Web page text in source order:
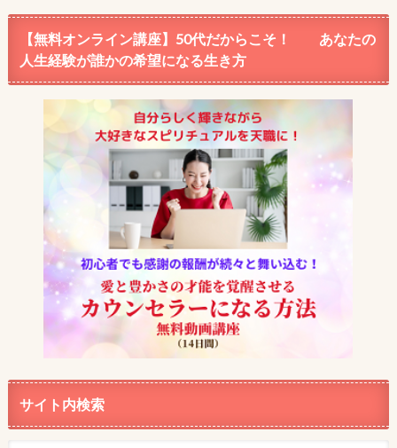
【無料オンライン講座】50代だからこそ！ あなたの
人生経験が誰かの希望になる生き方
サイト内検索